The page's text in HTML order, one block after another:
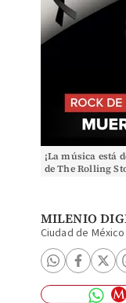
¡La música está
de The Rolling
MILENIO
Ciudad de México